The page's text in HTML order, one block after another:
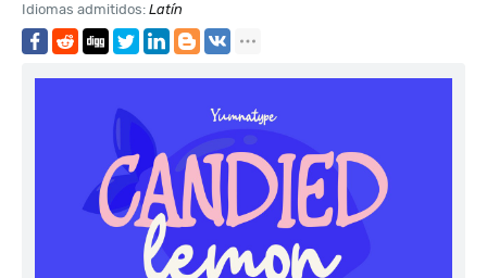
Idiomas admitidos: Latín